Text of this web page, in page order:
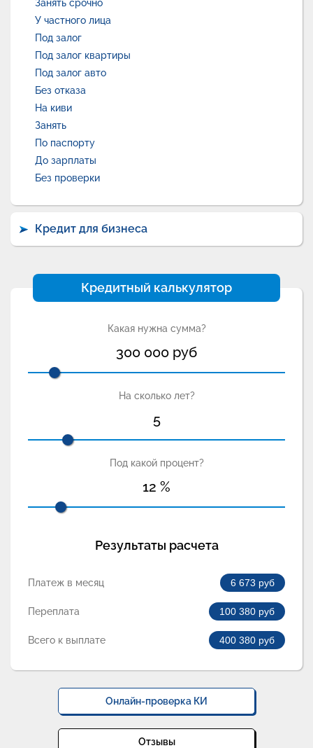
Занять срочно
У частного лица
Под залог
Под залог квартиры
Под залог авто
Без отказа
На киви
Занять
По паспорту
До зарплаты
Без проверки
Кредит для бизнеса
Кредитный калькулятор
Какая нужна сумма?
300 000 руб
На сколько лет?
5
Под какой процент?
12 %
Результаты расчета
Платеж в месяц 6 673 руб
Переплата 100 380 руб
Всего к выплате 400 380 руб
Онлайн-проверка КИ
Отзывы